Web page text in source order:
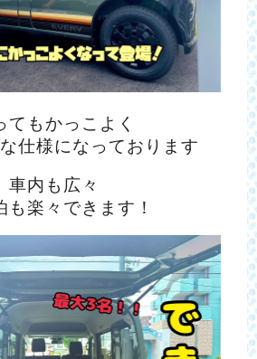
てもかっこよく
仕様になっております
車内も広々
も楽々できます！